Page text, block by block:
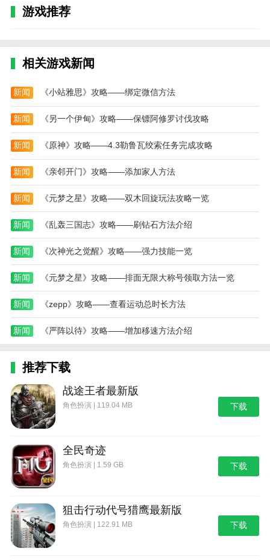
游戏推荐
相关游戏新闻
新闻 《小站雅思》攻略——绑定微信方法
新闻 《另一个伊甸》攻略——保镖阿修罗讨伐攻略
新闻 《原神》攻略——4.3勒鲁瓦绞索任务完成攻略
新闻 《亲邻开门》攻略——添加家人方法
新闻 《元梦之星》攻略——双木回旋玩法攻略一览
新闻 《乱轰三国志》攻略——刷钻石方法介绍
新闻 《次神光之觉醒》攻略——强力技能一览
新闻 《元梦之星》攻略——排面无限大称号领取方法一览
新闻 《zepp》攻略——查看运动总时长方法
新闻 《严阵以待》攻略——增加移速方法介绍
推荐下载
战途王者最新版
角色扮演 | 119.04 MB 下载
全民奇迹
角色扮演 | 1.59 GB 下载
狙击行动代号猎鹰最新版
角色扮演 | 122.91 MB 下载